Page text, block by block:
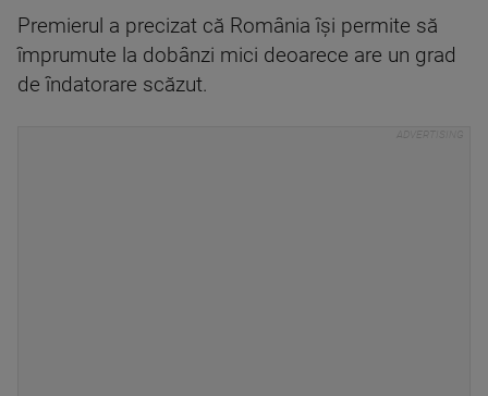
Premierul a precizat că România îşi permite să
împrumute la dobânzi mici deoarece are un grad
de îndatorare scăzut.